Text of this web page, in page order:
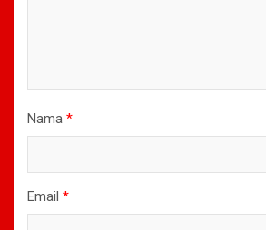
Nama *
Email *